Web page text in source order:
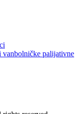
vanbolničke palijativne